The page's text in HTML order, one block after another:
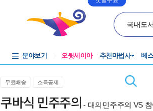
국내도
분야보기 오뒷세이아 추천마법사 베
무료배송 소득공제
쿠바식 민주주의 - 대의민주주의 VS